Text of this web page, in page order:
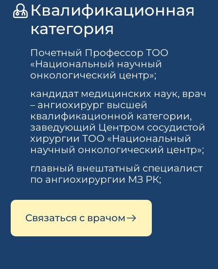
Квалификационная
категория
Почетный Профессор ТОО
«Национальный научный
онкологический центр»;
кандидат медицинских наук, врач
– ангиохирург высшей
квалификационной категории,
заведующий Центром сосудистой
хирургии ТОО «Национальный
научный онкологический центр»;
главный внештатный специалист
по ангиохирургии МЗ РК;
Связаться с врачом